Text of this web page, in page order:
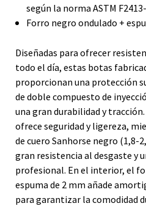
según la norma ASTM
Forro negro ondulado +
Diseñadas para ofrecer
todo el día, estas botas
proporcionan una protección
de doble compuesto de
una gran durabilidad y
ofrece seguridad y ligereza,
de cuero Sanhorse negro (1,8-
gran resistencia al desgaste y
profesional. En el interior, el
espuma de 2 mm añade
para garantizar la comodidad